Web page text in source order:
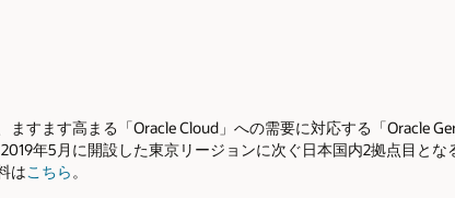
すます高まる「Oracle Cloud」への需要に対応する「Oracle
年5月に開設した東京リージョンに次ぐ日本国内2拠点目と
はこちら。